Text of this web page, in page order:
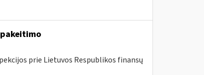
prie Lietuvos Respublikos finansų